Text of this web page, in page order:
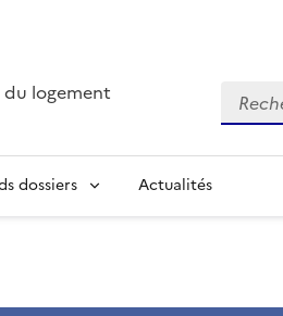
du logement
dossiers Actualités